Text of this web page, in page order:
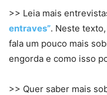
>> Leia mais
entraves”. Neste texto,
fala um pouco mais
engorda e como isso
>> Quer saber mais